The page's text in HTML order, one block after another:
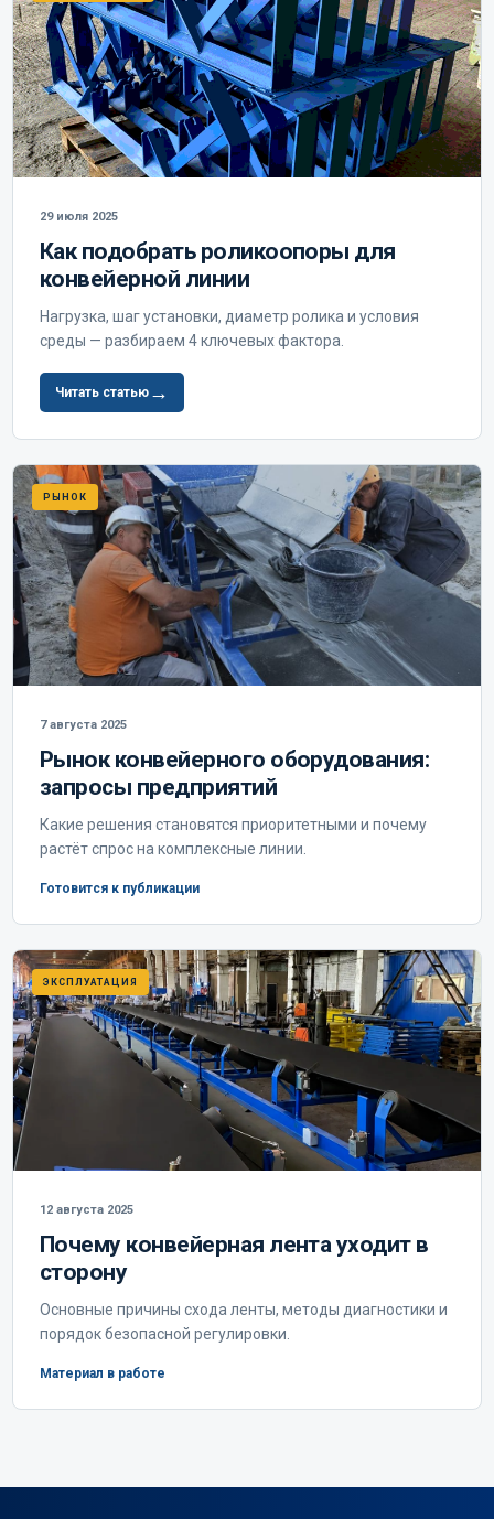
29 июля 2025
Как подобрать роликоопоры для
конвейерной линии
Нагрузка, шаг установки, диаметр ролика и условия
среды — разбираем 4 ключевых фактора.
Читать статью →
РЫНОК
7 августа 2025
Рынок конвейерного оборудования:
запросы предприятий
Какие решения становятся приоритетными и почему
растёт спрос на комплексные линии.
Готовится к публикации
ЭКСПЛУАТАЦИЯ
12 августа 2025
Почему конвейерная лента уходит в
сторону
Основные причины схода ленты, методы диагностики и
порядок безопасной регулировки.
Материал в работе